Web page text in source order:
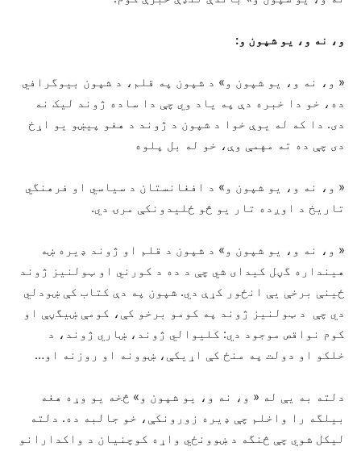
و، نه و، یو شپون و:
« و، نه و، یو شپون و» د شپون په قلم، د شپون بیوگرافي
ده، خو دا خبره دې په یاد وي چې دا ساده ژوند لیک نه
دی. دا که له یوې خوا د شپون د ژوند د هغو پیښو یو اړخ
دی چې ده ته مهمې وې، خو له بل پلوه
« و، نه و، یو شپون و» د افغانستان د سیاسي او فرهنگي
تاریخ د اوږده تار یو څو ځلیدونکې مرۍ دي.
« و، نه و، یو شپون و» د شپون د قلم او ژوند ډیره ښه
هینداره گڼل کیدای شي چې د ده د کورني او ټولنیز ژوند
ځینې برخې یې انځور کړې دي. شپون په دې کتاب کې ښودلي
دي چې د ټولنیز ژوند په کومو برخو کې، کومې ښیگڼې او
کوم نواقص موجود دي: کلیوالي ژوند، ښاري ژوند، د
خلکو او دولت په منځ کې اړیکې، ښوونه او روزنه او…
دلته به یې له « و، نه و، یو شپون و» څخه یو وړه هغه
بیلگه را واخلم چې ډیره زورونکې، خو جالبه ده. دلته
لیکل شوي چې څنگه د ښوونځي واړه کوچنیان د واکدارانو